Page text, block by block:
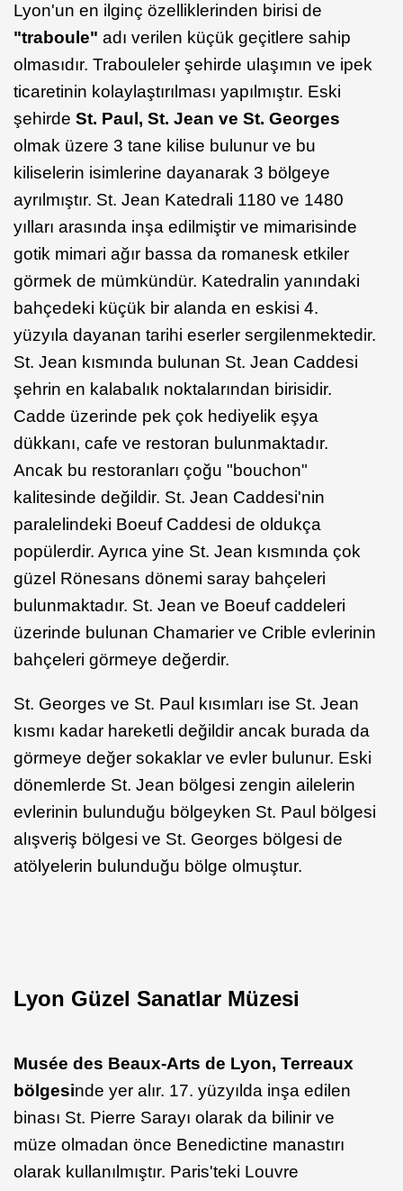
Lyon'un en ilginç özelliklerinden birisi de
"traboule" adı verilen küçük geçitlere sahip
olmasıdır. Trabouleler şehirde ulaşımın ve ipek
ticaretinin kolaylaştırılması yapılmıştır. Eski
şehirde St. Paul, St. Jean ve St. Georges
olmak üzere 3 tane kilise bulunur ve bu
kiliselerin isimlerine dayanarak 3 bölgeye
ayrılmıştır. St. Jean Katedrali 1180 ve 1480
yılları arasında inşa edilmiştir ve mimarisinde
gotik mimari ağır bassa da romanesk etkiler
görmek de mümkündür. Katedralin yanındaki
bahçedeki küçük bir alanda en eskisi 4.
yüzyıla dayanan tarihi eserler sergilenmektedir.
St. Jean kısmında bulunan St. Jean Caddesi
şehrin en kalabalık noktalarından birisidir.
Cadde üzerinde pek çok hediyelik eşya
dükkanı, cafe ve restoran bulunmaktadır.
Ancak bu restoranları çoğu "bouchon"
kalitesinde değildir. St. Jean Caddesi'nin
paralelindeki Boeuf Caddesi de oldukça
popülerdir. Ayrıca yine St. Jean kısmında çok
güzel Rönesans dönemi saray bahçeleri
bulunmaktadır. St. Jean ve Boeuf caddeleri
üzerinde bulunan Chamarier ve Crible evlerinin
bahçeleri görmeye değerdir.
St. Georges ve St. Paul kısımları ise St. Jean
kısmı kadar hareketli değildir ancak burada da
görmeye değer sokaklar ve evler bulunur. Eski
dönemlerde St. Jean bölgesi zengin ailelerin
evlerinin bulunduğu bölgeyken St. Paul bölgesi
alışveriş bölgesi ve St. Georges bölgesi de
atölyelerin bulunduğu bölge olmuştur.
Lyon Güzel Sanatlar Müzesi
Musée des Beaux-Arts de Lyon, Terreaux
bölgesinde yer alır. 17. yüzyılda inşa edilen
binası St. Pierre Sarayı olarak da bilinir ve
müze olmadan önce Benedictine manastırı
olarak kullanılmıştır. Paris'teki Louvre